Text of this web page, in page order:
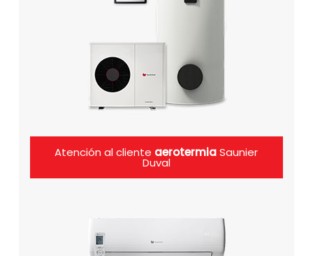
Atención al cliente aerotermiaSaunier
Duval